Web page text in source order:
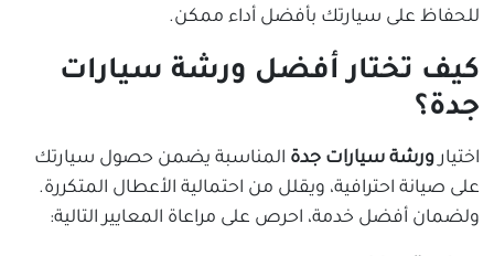
للحفاظ على سيارتك بأفضل أداء ممكن.
كيف تختار أفضل ورشة سيارات
جدة؟
اختيارورشة سيارات جدة المناسبة يضمن حصول سيارتك
على صيانة احترافية، ويقلل من احتمالية الأعطال المتكررة.
ولضمان أفضل خدمة، احرص على مراعاة المعايير التالية: